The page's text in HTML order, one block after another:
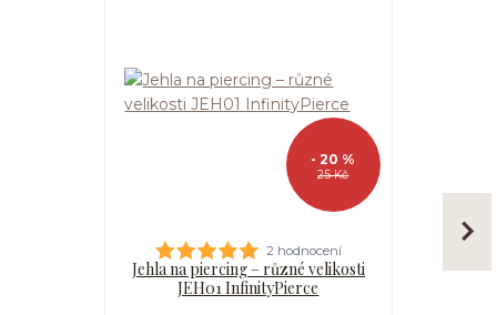
25 Kč
- 20 %
2 hodnocení
Jehla na piercing – různé velikosti
JEH01 InfinityPierce